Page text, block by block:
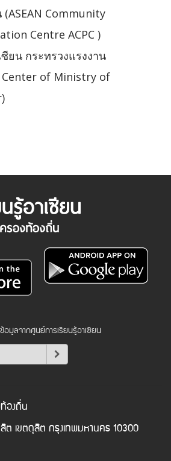
(ASEAN Community
Centre ACPC )
ยน กระทรวงแรงงาน
Center of Ministry of
อมูลจากศูนย์การเรียนรู้อาเซียน
องถิ่น
ต เขตดุสิต กรุงเทพมหานคร 10300